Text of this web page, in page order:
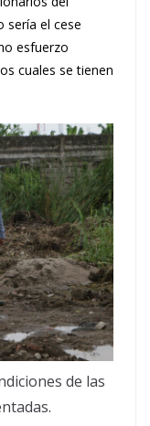
sería el cese
esfuerzo
cuales se tienen
de las